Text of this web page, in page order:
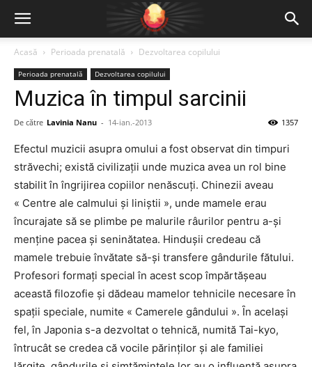
Acasă Perioada prenatală Dezvoltarea copilului
Perioada prenatală Dezvoltarea copilului
Muzica în timpul sarcinii
De către Lavinia Nanu - 14-ian.-2013 1357
Efectul muzicii asupra omului a fost observat din timpuri
străvechi; există civilizații unde muzica avea un rol bine
stabilit în îngrijirea copiilor nenăscuți. Chinezii aveau
« Centre ale calmului şi liniştii », unde mamele erau
încurajate să se plimbe pe malurile râurilor pentru a-şi
menține pacea şi seninătatea. Hinduşii credeau că
mamele trebuie învătate să-şi transfere gândurile fătului.
Profesori formați special în acest scop împărtăşeau
această filozofie şi dădeau mamelor tehnicile necesare în
spații speciale, numite « Camerele gândului ». Ȋn acelaşi
fel, în Japonia s-a dezvoltat o tehnică, numită Tai-kyo,
întrucât se credea că vocile părinților şi ale familiei